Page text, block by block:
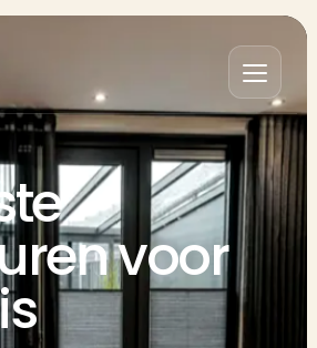
voor